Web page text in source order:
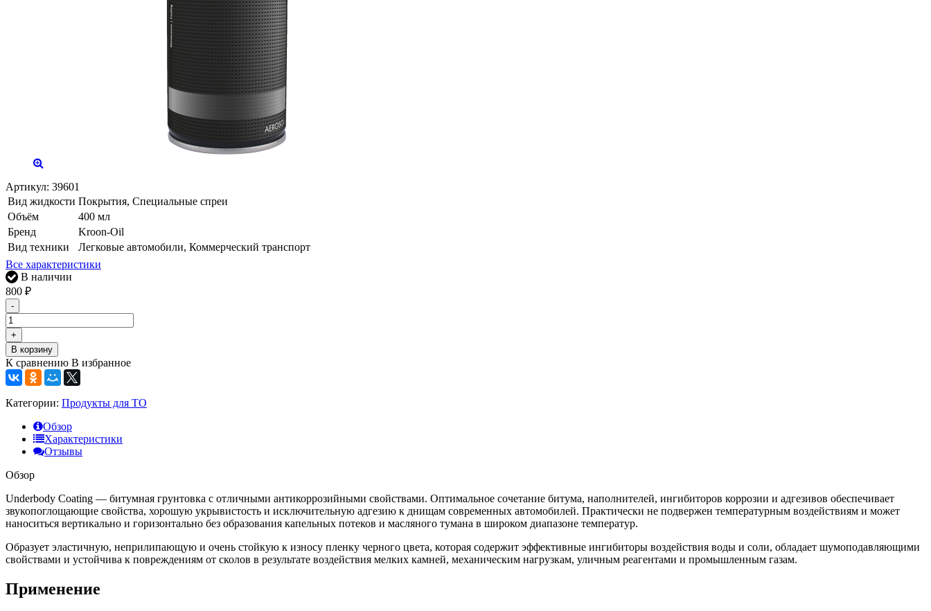
Артикул: 39601
Вид жидкости Покрытия, Специальные спреи
Объём
400 мл
Бренд
Kroon-Oil
Вид техники
Легковые автомобили, Коммерческий транспорт
Все характеристики
В наличии
800 ₽
-
+
В корзину
К сравнению В избранное
Категории: Продукты для ТО
Обзор
Характеристики
Отзывы
Обзор
Underbody Coating — битумная грунтовка с отличными антикоррозийными свойствами. Оптимальное сочетание битума, наполнителей, ингибиторов коррозии и адгезивов обеспечивает
звукопоглощающие свойства, хорошую укрывистость и исключительную адгезию к днищам современных автомобилей. Практически не подвержен температурным воздействиям и может
наноситься вертикально и горизонтально без образования капельных потеков и масляного тумана в широком диапазоне температур.
Образует эластичную, неприлипающую и очень стойкую к износу пленку черного цвета, которая содержит эффективные ингибиторы воздействия воды и соли, обладает шумоподавляющими
свойствами и устойчива к повреждениям от сколов в результате воздействия мелких камней, механическим нагрузкам, уличным реагентами и промышленным газам.
Применение